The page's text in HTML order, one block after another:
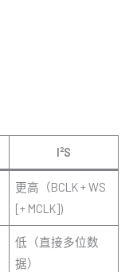
I²S
更高（BCLK + WS
[+ MCLK])
低（直接多位数
据）